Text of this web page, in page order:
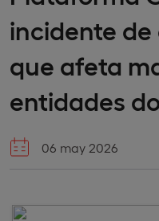
incidente
que afeta
entidades
06 may 2026